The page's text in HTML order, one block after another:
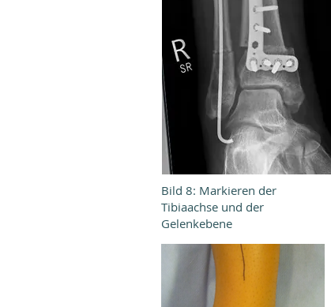
Bild 8: Markieren der
Tibiaachse und der
Gelenkebene